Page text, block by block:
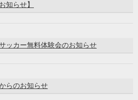
知らせ】
ッカー無料体験会のお知らせ
らのお知らせ